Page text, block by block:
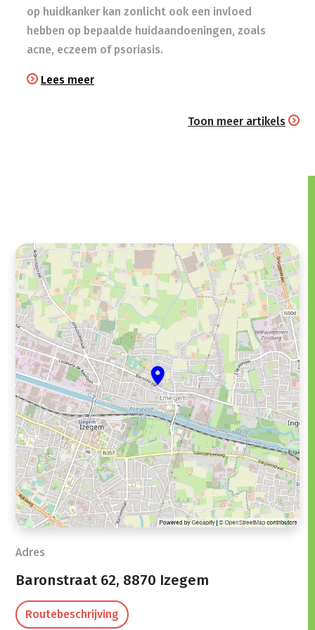
op huidkanker kan zonlicht ook een invloed
hebben op bepaalde huidaandoeningen, zoals
acne, eczeem of psoriasis.
Lees meer
Toon meer artikels
Adres
Baronstraat 62, 8870 Izegem
Routebeschrijving